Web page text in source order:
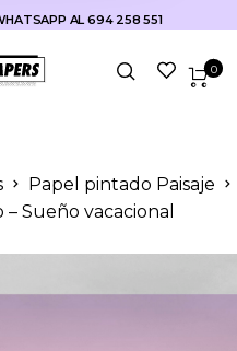
AL 694 258 551
0
Papel pintado Paisaje
Sueño vacacional